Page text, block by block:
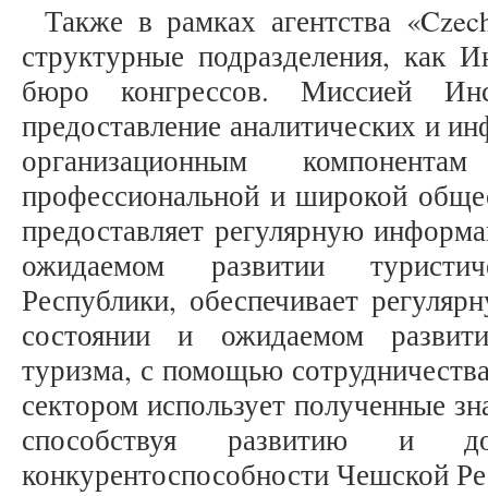
Также в рамках агентства
структурные подразделения, как
бюро конгрессов. Миссией
предоставление аналитических и
организационным
профессиональной и широкой
предоставляет регулярную
ожидаемом развитии
Республики, обеспечивает
состоянии и ожидаемом
туризма, с помощью
сектором использует полученные
способствуя развитию и
конкурентоспособности Чешской